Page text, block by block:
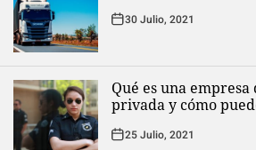
30 Julio, 2021
Qué es una
privada y cómo
25 Julio, 2021